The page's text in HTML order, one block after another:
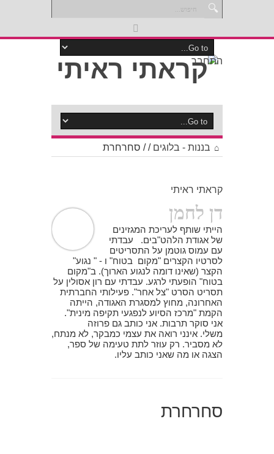
התחבר
בננות - בלוגים /
/ סחרחרת
קראתי ראיתי
דן לחמן
הייתי שותף לעריכת המגזינים
של אגודת הלהט"בים. עבדתי
עם עמוס גוטמן על התסריטים
לסרטיו הקצרים "מקום בטוח" ו - " נגוע"
הקצר (שאינו דומה לנגוע הארוך). ב"מקום
בטוח" הופעתי לרגע. עבדתי עם רון אסולין על
תסריט הסרט "צל אחר". פעילותי החברתית
האחרונה, מחוץ למסגרת האגודה, הייתה
הקמת "מרכז הסיוע לנפגעי תקיפה מינית".
אני סוקר תרבות. אני כותב גם פרוזה
משלי. אינני רואה את עצמי כמבקר, לא מנתח,
לא מסביר. רק עוזר לתת טעימה של ספר,
הצגה או מה שאני כותב עליו.
סחרחרת